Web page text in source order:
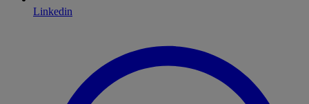
Linkedin